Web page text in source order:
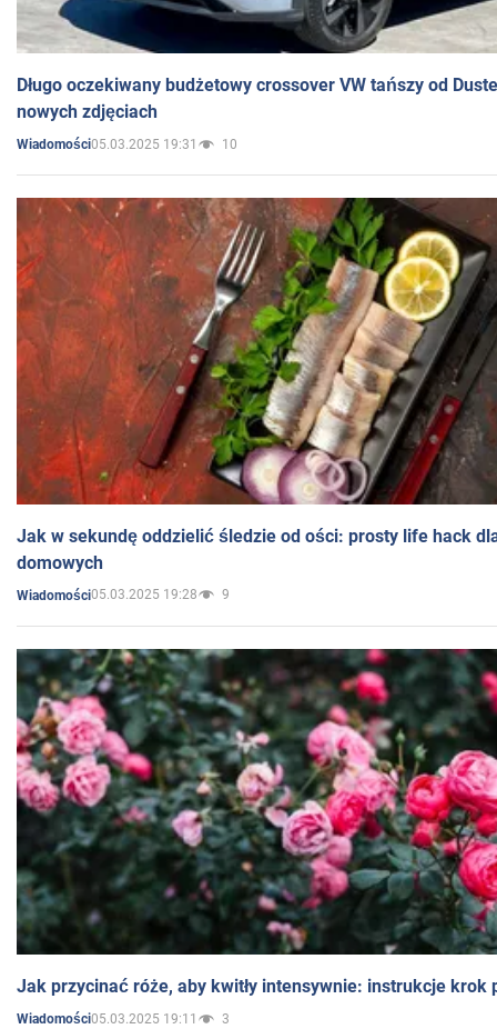
Długo oczekiwany budżetowy crossover VW tańszy od
nowych zdjęciach
Wiadomości05.03.2025 19:31 10
Jak w sekundę oddzielić śledzie od ości: prosty life hack
domowych
Wiadomości05.03.2025 19:28 9
Jak przycinać róże, aby kwitły intensywnie: instrukcje krok
Wiadomości05.03.2025 19:11 3